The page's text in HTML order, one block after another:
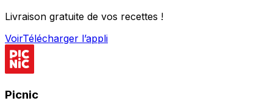
Livraison gratuite de vos recettes !
VoirTélécharger l’appli
Picnic